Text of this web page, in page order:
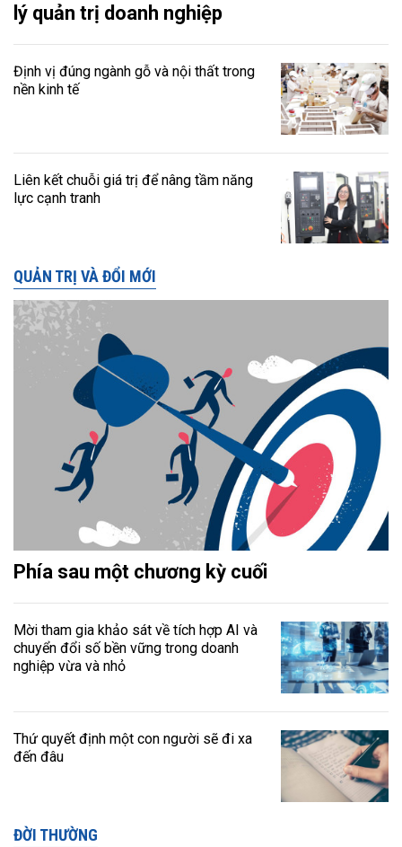
lý quản trị doanh nghiệp
Định vị đúng ngành gỗ và nội thất trong
nền kinh tế
Liên kết chuỗi giá trị để nâng tầm năng
lực cạnh tranh
QUẢN TRỊ VÀ ĐỔI MỚI
Phía sau một chương kỳ cuối
Mời tham gia khảo sát về tích hợp AI và
chuyển đổi số bền vững trong doanh
nghiệp vừa và nhỏ
Thứ quyết định một con người sẽ đi xa
đến đâu
ĐỜI THƯỜNG